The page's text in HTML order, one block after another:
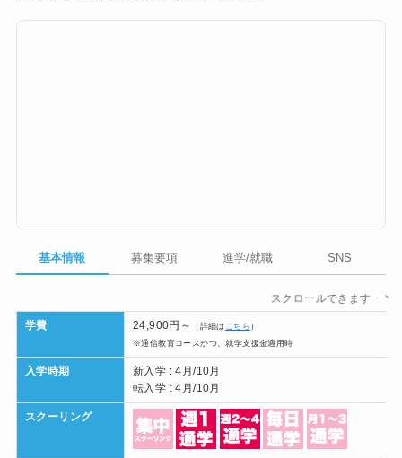
基本情報 募集要項 進学/就職 SNS
スクロールできます
学費 24,900円～ （詳細は こちら ）
※通信教育コースかつ、就学支援金適用時
入学時期
新入学 : 4月/10月
転入学 : 4月/10月
スクーリング